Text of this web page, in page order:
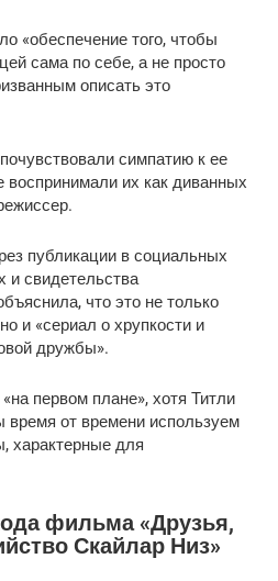
«обеспечение того, чтобы
сама по себе, а не просто
описать это
симпатию к ее
воспринимали их как диванных
публикации в социальных
и свидетельства
что это не только
и «сериал о хрупкости и
дружбы».
первом плане», хотя Титли
время от времени используем
характерные для
фильма «Друзья,
Скайлар Низ»